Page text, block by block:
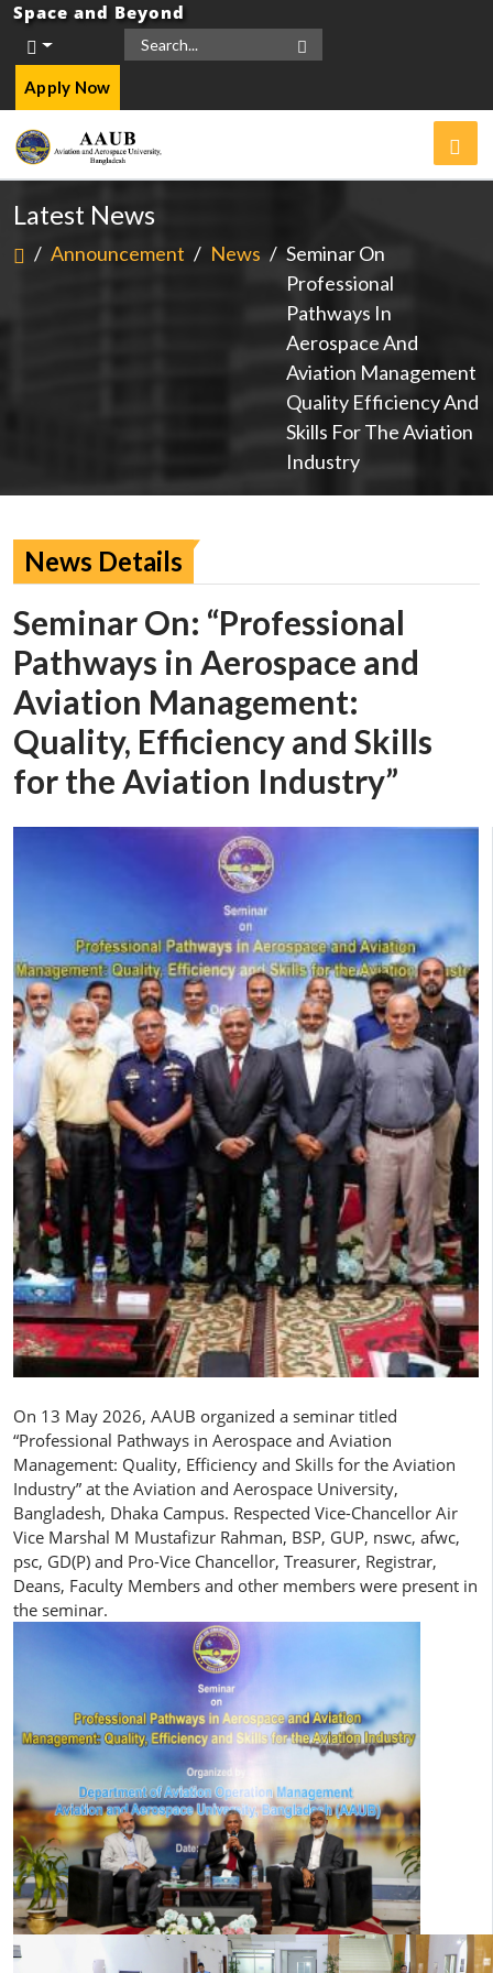
Space and Beyond
Apply Now
Latest News
/ Announcement / News / Seminar On
Professional
Pathways In
Aerospace And
Aviation Management
Quality Efficiency And
Skills For The Aviation
Industry
News Details
Seminar On: “Professional
Pathways in Aerospace and
Aviation Management:
Quality, Efficiency and Skills
for the Aviation Industry”
On 13 May 2026, AAUB organized a seminar titled
“Professional Pathways in Aerospace and Aviation
Management: Quality, Efficiency and Skills for the Aviation
Industry” at the Aviation and Aerospace University,
Bangladesh, Dhaka Campus. Respected Vice-Chancellor Air
Vice Marshal M Mustafizur Rahman, BSP, GUP, nswc, afwc,
psc, GD(P) and Pro-Vice Chancellor, Treasurer, Registrar,
Deans, Faculty Members and other members were present in
the seminar.